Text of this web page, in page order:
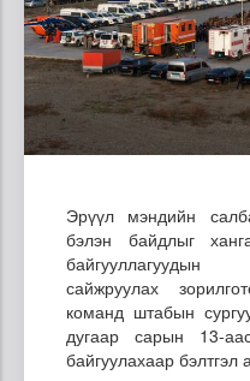
Эрүүл мэндийн
бэлэн байдлыг
сайжруулах
команд штабын
дугаар сарын 13-
байгуулахаар